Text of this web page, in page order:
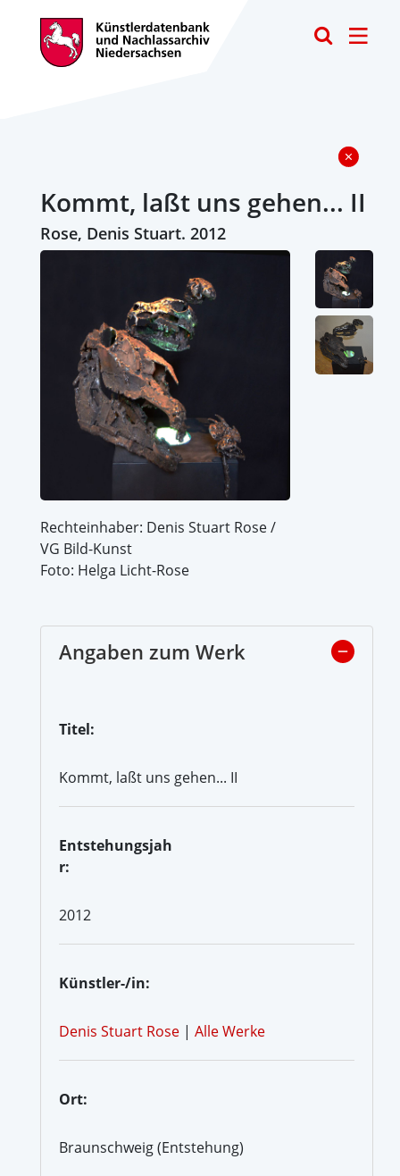
Kommt, laßt uns gehen... II
Rose, Denis Stuart. 2012
Rechteinhaber: Denis Stuart Rose /
VG Bild-Kunst
Foto: Helga Licht-Rose
Angaben zum Werk
Titel:
Kommt, laßt uns gehen... II
Entstehungsjah
r:
2012
Künstler-/in:
Denis Stuart Rose | Alle Werke
Ort:
Braunschweig (Entstehung)